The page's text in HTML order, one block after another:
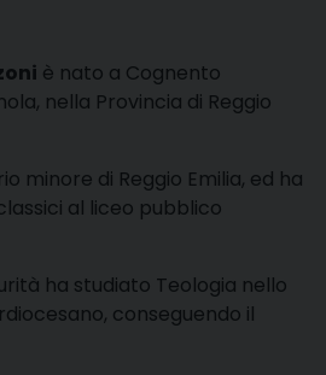
è nato a Cognento
nella Provincia di Reggio
minore di Reggio Emilia, ed ha
al liceo pubblico
ha studiato Teologia nello
conseguendo il